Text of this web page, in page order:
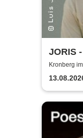
JORIS
2026
Kronberg